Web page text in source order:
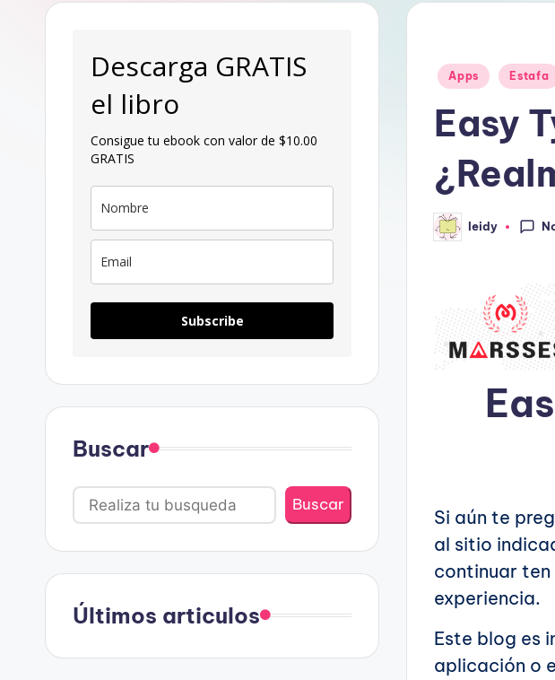
Publicado
Apps Estafa
Easy
Publicado
por
leidy
Si aún te
al sitio
continuar ten
experiencia.
Este blog es
aplicación o
Descarga GRATIS
el libro
Consigue tu ebook con valor de $10.00
GRATIS
Subscribe
Buscar
Buscar
Últimos articulos